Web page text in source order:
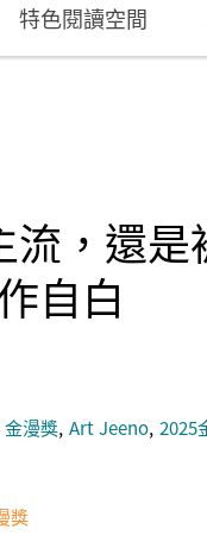
特色閱讀空間
，還是
自白
金漫獎 Art Jeeno 2025
獎